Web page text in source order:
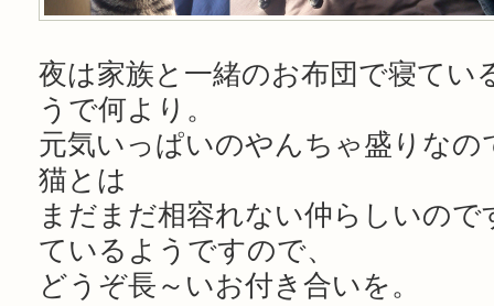
夜は家族と一緒のお布団で寝てい
うで何より。
元気いっぱいのやんちゃ盛りなの
猫とは
まだまだ相容れない仲らしいの
ているようですので、
どうぞ長～いお付き合いを。